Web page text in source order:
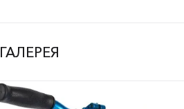
ГАЛЕРЕЯ